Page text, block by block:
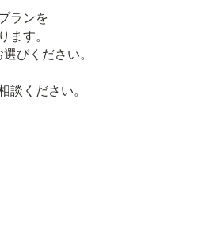
ランを
ます。
びください。
ください。